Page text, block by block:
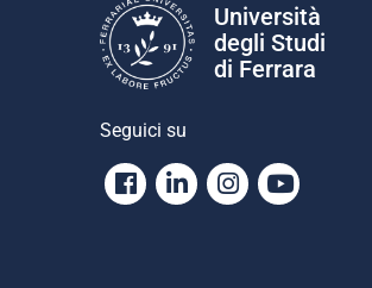
Università
degli Studi
di Ferrara
Seguici su
Facebook
LinkedinInstagram
Youtube